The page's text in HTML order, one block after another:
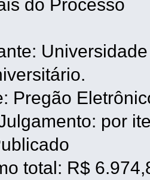
do Processo
Pregão
por
total: R$